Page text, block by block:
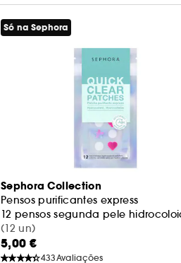
Só na Sephora
Sephora Collection
Pensos purificantes express
12 pensos segunda pele
(12 un)
5,00 €
433Avaliações